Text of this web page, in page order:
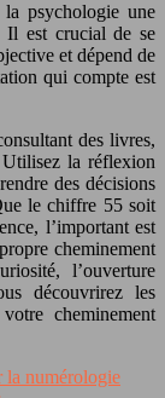
psychologie une
Il est crucial de se
et dépend de
qui compte est
des livres,
la réflexion
des décisions
le chiffre 55 soit
l’important est
cheminement
l’ouverture
découvrirez les
cheminement
la numérologie